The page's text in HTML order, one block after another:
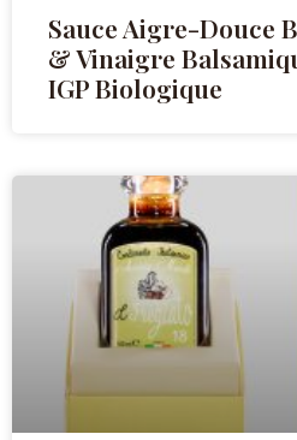
Sauce Aigre-Douce
& Vinaigre
IGP Biologique